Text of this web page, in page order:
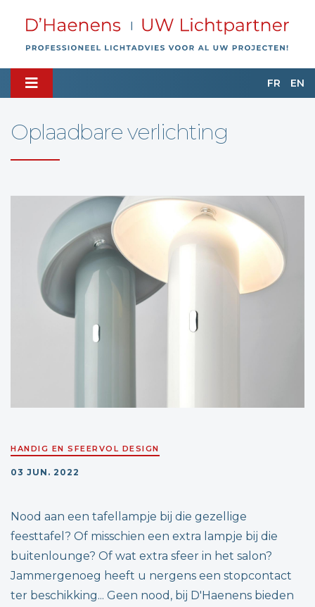
FR EN
Oplaadbare verlichting
HANDIG EN SFEERVOL DESIGN
03 JUN. 2022
Nood aan een tafellampje bij die gezellige
feesttafel? Of misschien een extra lampje bij die
buitenlounge? Of wat extra sfeer in het salon?
Jammergenoeg heeft u nergens een stopcontact
ter beschikking... Geen nood, bij D'Haenens bieden